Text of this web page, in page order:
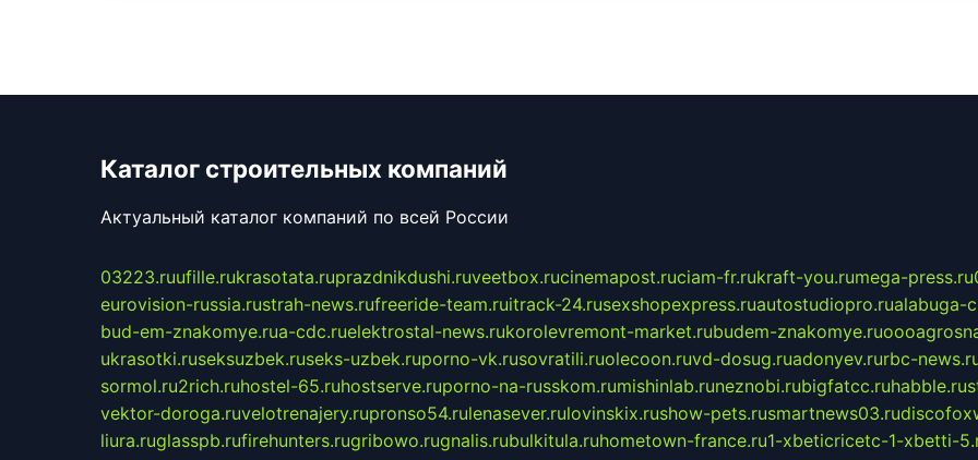
Каталог строительных компаний
Актуальный каталог компаний по всей России
03223.ruufille.rukrasotata.ruprazdnikdushi.ruveetbox.rucinemapost.ruciam-fr.rukraft-you.rumega-press.ru
eurovision-russia.rustrah-news.rufreeride-team.ruitrack-24.rusexshopexpress.ruautostudiopro.rualabuga-
bud-em-znakomye.rua-cdc.ruelektrostal-news.rukorolevremont-market.rubudem-znakomye.ru
ukrasotki.ruseksuzbek.ruseks-uzbek.ruporno-vk.rusovratili.ruolecoon.ruvd-dosug.ruadonyev.rurbc-
sormol.ru2rich.ruhostel-65.ruhostserve.ruporno-na-russkom.rumishinlab.runeznobi.rubigfatcc.ruhabble.ru
vektor-doroga.ruvelotrenajery.rupronso54.rulenasever.rulovinskix.rushow-pets.rusmartnews03.ru
liura.ruglasspb.rufirehunters.rugribowo.rugnalis.rubulkitula.ruhometown-france.ru1-xbeticricetc-1-xbetti-